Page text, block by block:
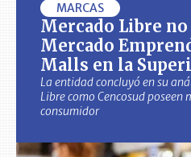
MARCAS
Mercado Libre
Mercado
Malls en la
La entidad concluyó en su
Libre como Cencosud poseen
consumidor